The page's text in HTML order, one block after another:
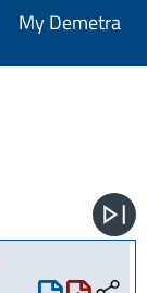
My Demetra